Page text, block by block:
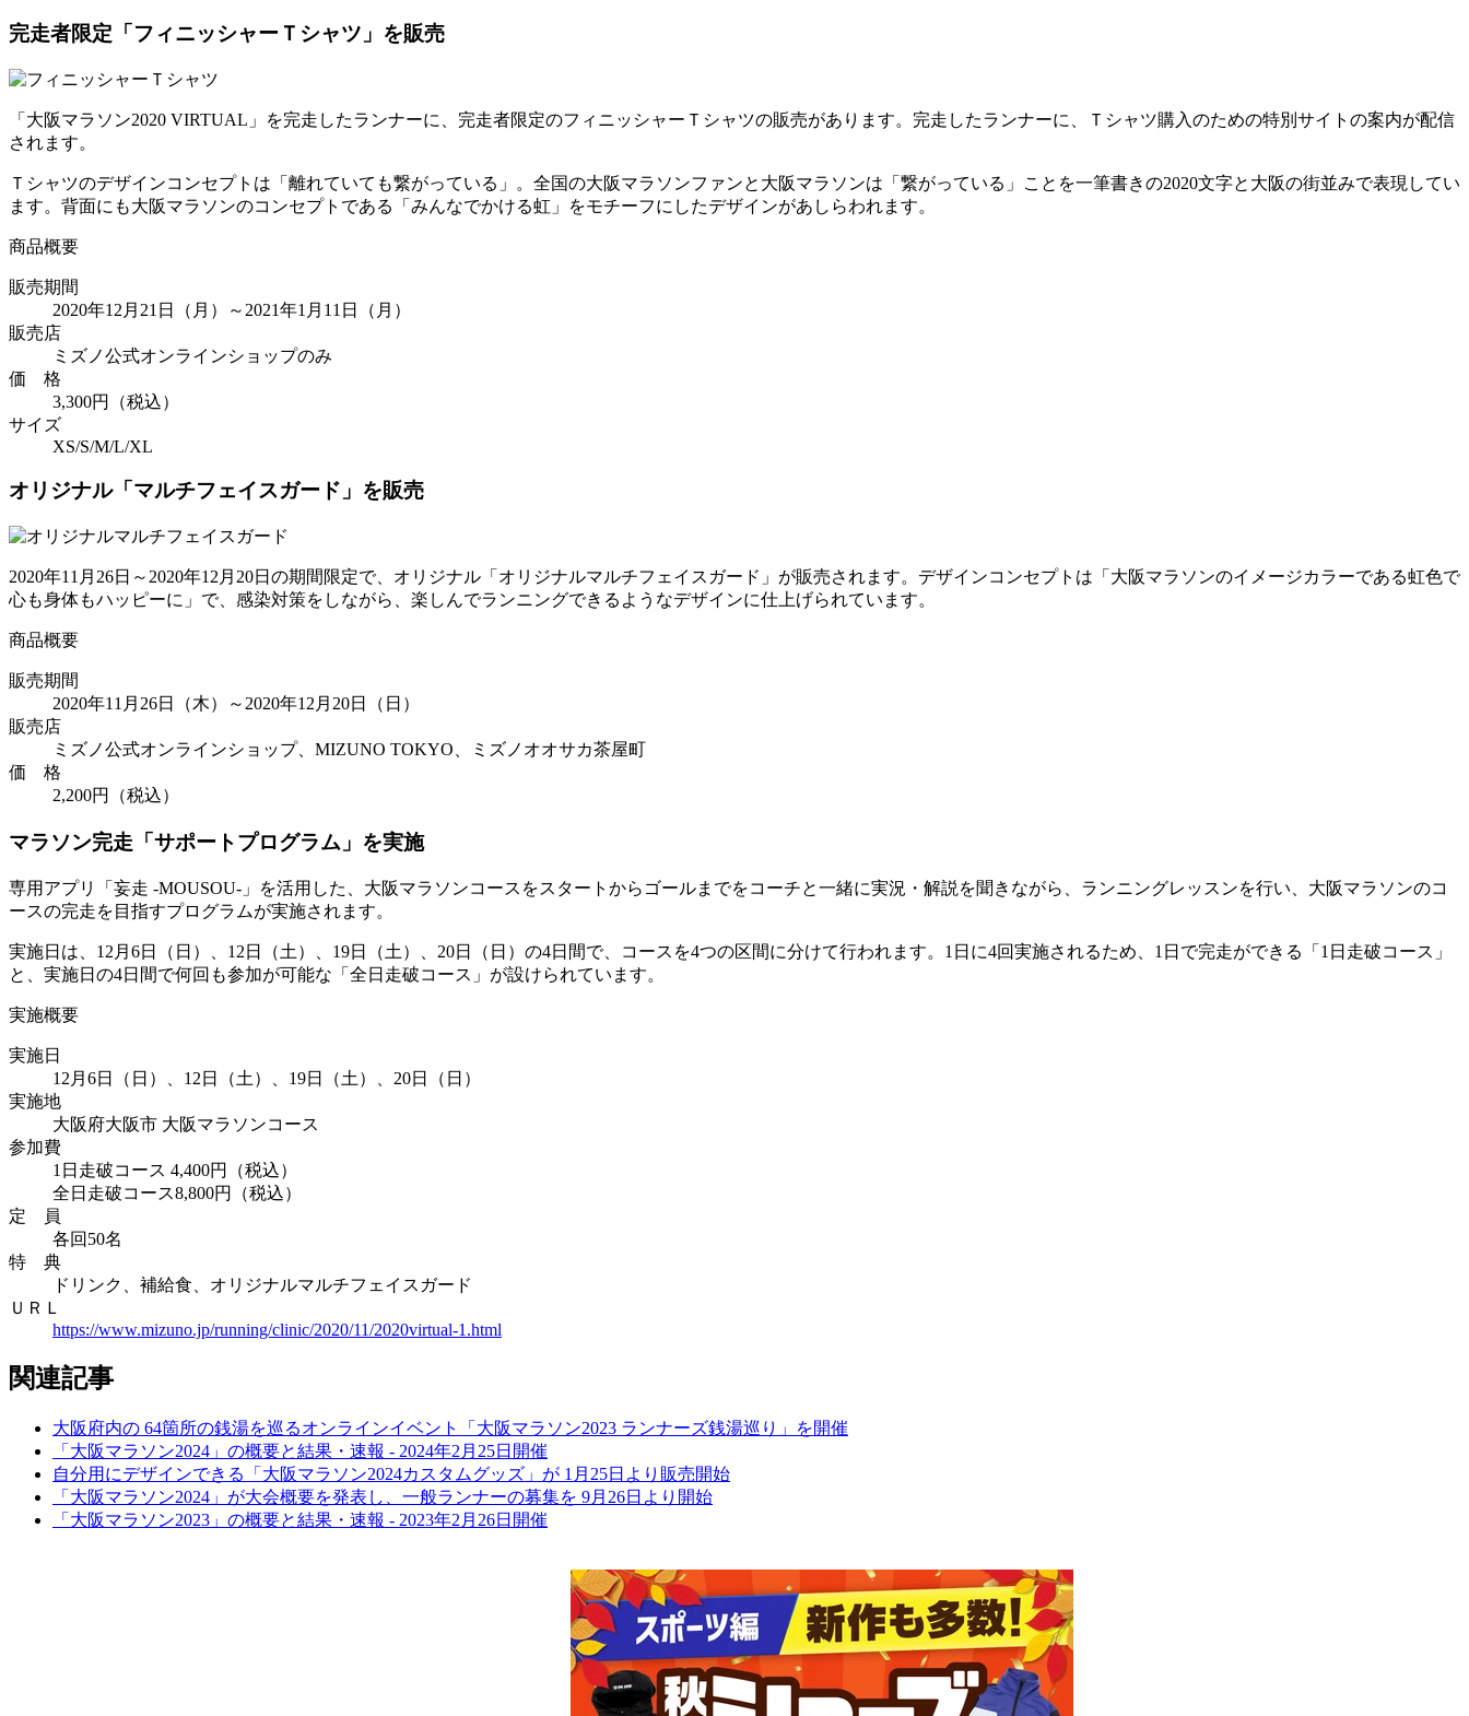
完走者限定「フィニッシャーＴシャツ」を販売
「大阪マラソン2020 VIRTUAL」を完走したランナーに、完走者限定のフィニッシャーＴシャツの販売があります。完走したランナーに、Ｔシャツ購入のための特別サイトの案内が配信
されます。
Ｔシャツのデザインコンセプトは「離れていても繋がっている」。全国の大阪マラソンファンと大阪マラソンは「繋がっている」ことを一筆書きの2020文字と大阪の街並みで表現してい
ます。背面にも大阪マラソンのコンセプトである「みんなでかける虹」をモチーフにしたデザインがあしらわれます。
商品概要
販売期間
2020年12月21日（月）～2021年1月11日（月）
販売店
ミズノ公式オンラインショップのみ
価 格
3,300円（税込）
サイズ
XS/S/M/L/XL
オリジナル「マルチフェイスガード」を販売
2020年11月26日～2020年12月20日の期間限定で、オリジナル「オリジナルマルチフェイスガード」が販売されます。デザインコンセプトは「大阪マラソンのイメージカラーである虹色で
心も身体もハッピーに」で、感染対策をしながら、楽しんでランニングできるようなデザインに仕上げられています。
商品概要
販売期間
2020年11月26日（木）～2020年12月20日（日）
販売店
ミズノ公式オンラインショップ、MIZUNO TOKYO、ミズノオオサカ茶屋町
価 格
2,200円（税込）
マラソン完走「サポートプログラム」を実施
専用アプリ「妄走 -MOUSOU-」を活用した、大阪マラソンコースをスタートからゴールまでをコーチと一緒に実況・解説を聞きながら、ランニングレッスンを行い、大阪マラソンのコ
ースの完走を目指すプログラムが実施されます。
実施日は、12月6日（日）、12日（土）、19日（土）、20日（日）の4日間で、コースを4つの区間に分けて行われます。1日に4回実施されるため、1日で完走ができる「1日走破コース」
と、実施日の4日間で何回も参加が可能な「全日走破コース」が設けられています。
実施概要
実施日
12月6日（日）、12日（土）、19日（土）、20日（日）
実施地
大阪府大阪市 大阪マラソンコース
参加費
1日走破コース 4,400円（税込）
全日走破コース8,800円（税込）
定 員
各回50名
特 典
ドリンク、補給食、オリジナルマルチフェイスガード
ＵＲＬ
https://www.mizuno.jp/running/clinic/2020/11/2020virtual-1.html
関連記事
大阪府内の 64箇所の銭湯を巡るオンラインイベント「大阪マラソン2023 ランナーズ銭湯巡り」を開催
「大阪マラソン2024」の概要と結果・速報 - 2024年2月25日開催
自分用にデザインできる「大阪マラソン2024カスタムグッズ」が 1月25日より販売開始
「大阪マラソン2024」が大会概要を発表し、一般ランナーの募集を 9月26日より開始
「大阪マラソン2023」の概要と結果・速報 - 2023年2月26日開催